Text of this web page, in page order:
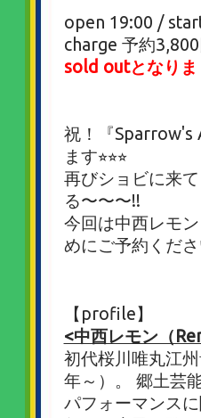
open 19:00 /
charge 予約
sold outとなりま
祝！『Sparrow's
ます⭐︎⭐︎⭐︎
再びショビに来
る〜〜〜!!
今回は中西レモ
めにご予約くだ
【profile】
<中西レモン（
初代桜川唯丸江
年～）。 郷土芸
パフォーマンス